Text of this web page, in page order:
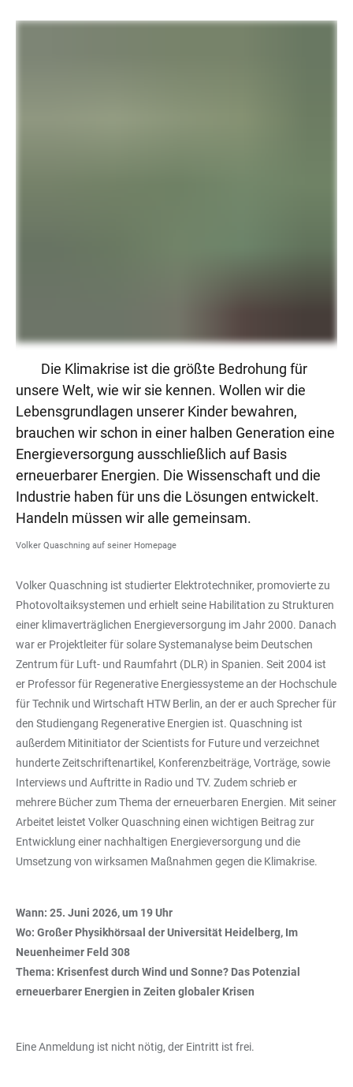
Die Klimakrise ist die größte Bedrohung für
unsere Welt, wie wir sie kennen. Wollen wir die
Lebensgrundlagen unserer Kinder bewahren,
brauchen wir schon in einer halben Generation eine
Energieversorgung ausschließlich auf Basis
erneuerbarer Energien. Die Wissenschaft und die
Industrie haben für uns die Lösungen entwickelt.
Handeln müssen wir alle gemeinsam.
Volker Quaschning auf seiner Homepage
Volker Quaschning ist studierter Elektrotechniker, promovierte zu
Photovoltaiksystemen und erhielt seine Habilitation zu Strukturen
einer klimaverträglichen Energieversorgung im Jahr 2000. Danach
war er Projektleiter für solare Systemanalyse beim Deutschen
Zentrum für Luft- und Raumfahrt (DLR) in Spanien. Seit 2004 ist
er Professor für Regenerative Energiessysteme an der Hochschule
für Technik und Wirtschaft HTW Berlin, an der er auch Sprecher für
den Studiengang Regenerative Energien ist. Quaschning ist
außerdem Mitinitiator der Scientists for Future und verzeichnet
hunderte Zeitschriftenartikel, Konferenzbeiträge, Vorträge, sowie
Interviews und Auftritte in Radio und TV. Zudem schrieb er
mehrere Bücher zum Thema der erneuerbaren Energien. Mit seiner
Arbeitet leistet Volker Quaschning einen wichtigen Beitrag zur
Entwicklung einer nachhaltigen Energieversorgung und die
Umsetzung von wirksamen Maßnahmen gegen die Klimakrise.
Wann: 25. Juni 2026, um 19 Uhr
Wo: Großer Physikhörsaal der Universität Heidelberg, Im
Neuenheimer Feld 308
Thema: Krisenfest durch Wind und Sonne? Das Potenzial
erneuerbarer Energien in Zeiten globaler Krisen
Eine Anmeldung ist nicht nötig, der Eintritt ist frei.